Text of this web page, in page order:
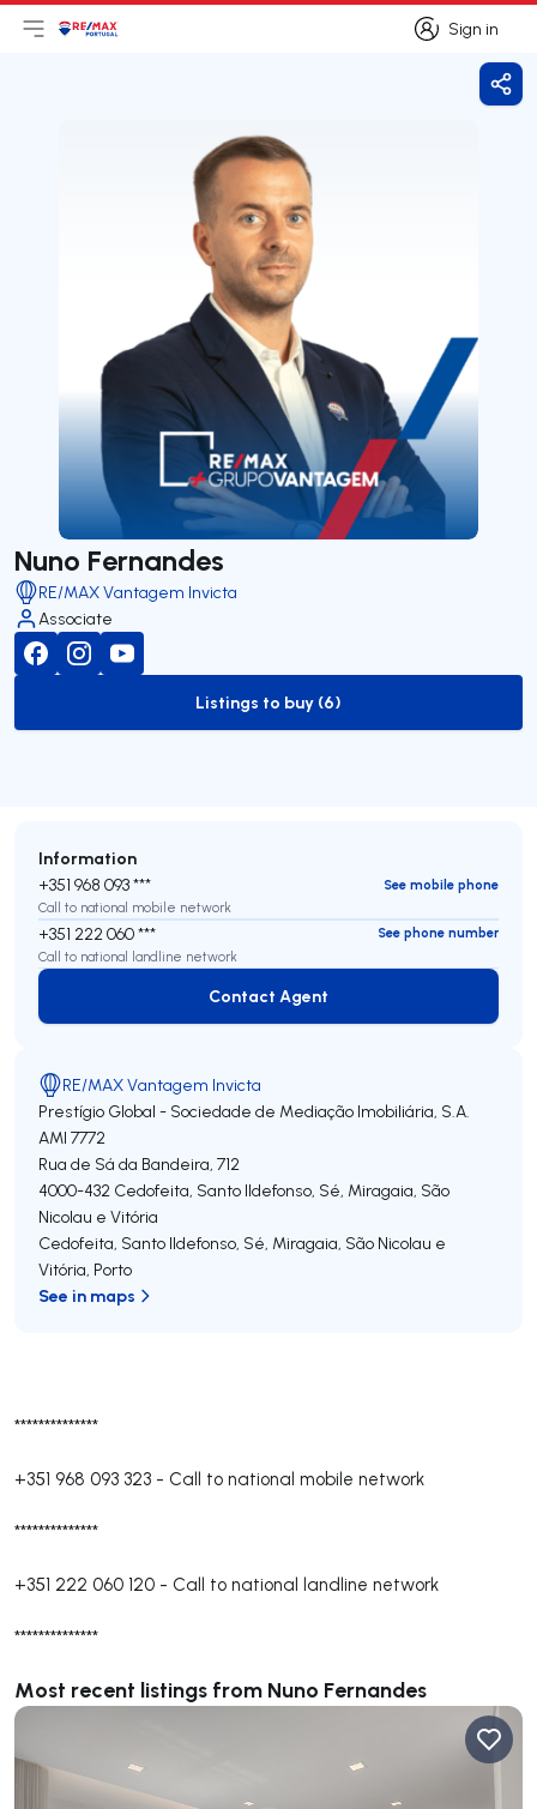
Sign in
Sign in
Open main menu
LogoGo to homepage
Nuno Fernandes
RE/MAX Vantagem Invicta
Associate
to-buy-listing
Listings to buy (6)
**************
+351 968 093 323 - Call to national mobile network
**************
+351 222 060 120 - Call to national landline network
**************
Most recent listings from Nuno Fernandes
Information
+351 968 093 ***
See mobile phone
Call to national mobile network
+351 222 060 ***
See phone number
Call to national landline network
Contact Agent
Contact Agent
RE/MAX Vantagem Invicta
Prestígio Global - Sociedade de Mediação Imobiliária, S.A.
AMI 7772
Rua de Sá da Bandeira, 712
4000-432 Cedofeita, Santo Ildefonso, Sé, Miragaia, São
Nicolau e Vitória
Cedofeita, Santo Ildefonso, Sé, Miragaia, São Nicolau e
Vitória, Porto
See in maps